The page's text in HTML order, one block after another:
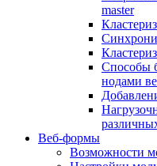
master
Способы
нодами
Веб-формы
Возможности